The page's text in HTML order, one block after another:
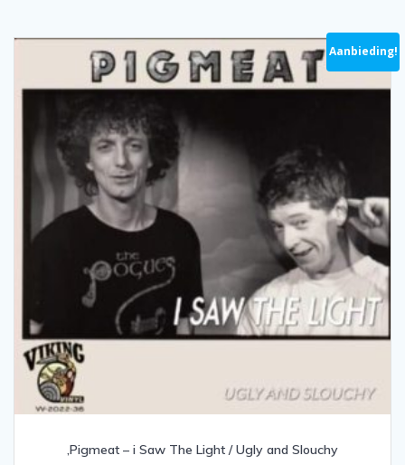
Aanbieding!
,Pigmeat – i Saw The Light / Ugly and Slouchy